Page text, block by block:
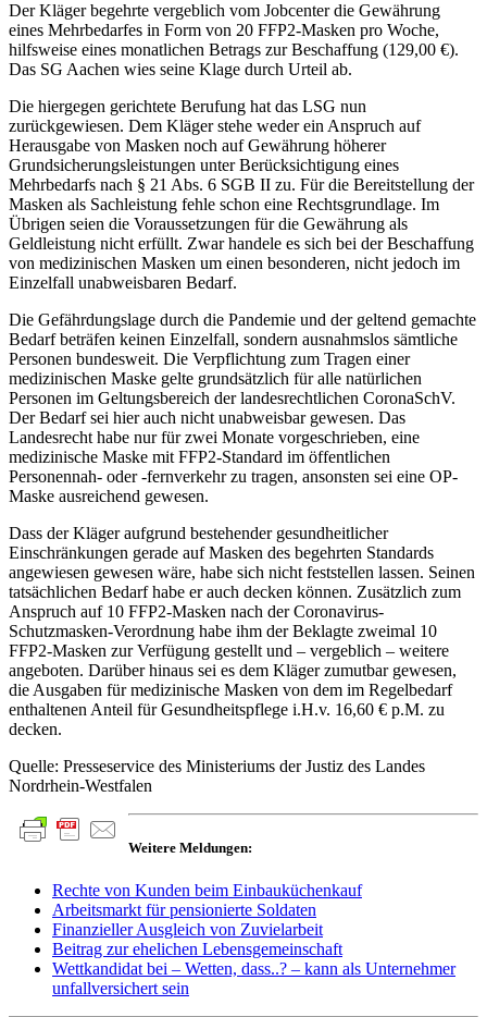
Der Kläger begehrte vergeblich vom Jobcenter die Gewährung
eines Mehrbedarfes in Form von 20 FFP2-Masken pro Woche,
hilfsweise eines monatlichen Betrags zur Beschaffung (129,00 €).
Das SG Aachen wies seine Klage durch Urteil ab.
Die hiergegen gerichtete Berufung hat das LSG nun
zurückgewiesen. Dem Kläger stehe weder ein Anspruch auf
Herausgabe von Masken noch auf Gewährung höherer
Grundsicherungsleistungen unter Berücksichtigung eines
Mehrbedarfs nach § 21 Abs. 6 SGB II zu. Für die Bereitstellung der
Masken als Sachleistung fehle schon eine Rechtsgrundlage. Im
Übrigen seien die Voraussetzungen für die Gewährung als
Geldleistung nicht erfüllt. Zwar handele es sich bei der Beschaffung
von medizinischen Masken um einen besonderen, nicht jedoch im
Einzelfall unabweisbaren Bedarf.
Die Gefährdungslage durch die Pandemie und der geltend gemachte
Bedarf beträfen keinen Einzelfall, sondern ausnahmslos sämtliche
Personen bundesweit. Die Verpflichtung zum Tragen einer
medizinischen Maske gelte grundsätzlich für alle natürlichen
Personen im Geltungsbereich der landesrechtlichen CoronaSchV.
Der Bedarf sei hier auch nicht unabweisbar gewesen. Das
Landesrecht habe nur für zwei Monate vorgeschrieben, eine
medizinische Maske mit FFP2-Standard im öffentlichen
Personennah- oder -fernverkehr zu tragen, ansonsten sei eine OP-
Maske ausreichend gewesen.
Dass der Kläger aufgrund bestehender gesundheitlicher
Einschränkungen gerade auf Masken des begehrten Standards
angewiesen gewesen wäre, habe sich nicht feststellen lassen. Seinen
tatsächlichen Bedarf habe er auch decken können. Zusätzlich zum
Anspruch auf 10 FFP2-Masken nach der Coronavirus-
Schutzmasken-Verordnung habe ihm der Beklagte zweimal 10
FFP2-Masken zur Verfügung gestellt und – vergeblich – weitere
angeboten. Darüber hinaus sei es dem Kläger zumutbar gewesen,
die Ausgaben für medizinische Masken von dem im Regelbedarf
enthaltenen Anteil für Gesundheitspflege i.H.v. 16,60 € p.M. zu
decken.
Quelle: Presseservice des Ministeriums der Justiz des Landes
Nordrhein-Westfalen
Weitere Meldungen:
Rechte von Kunden beim Einbauküchenkauf
Arbeitsmarkt für pensionierte Soldaten
Finanzieller Ausgleich von Zuvielarbeit
Beitrag zur ehelichen Lebensgemeinschaft
Wettkandidat bei – Wetten, dass..? – kann als Unternehmer
unfallversichert sein